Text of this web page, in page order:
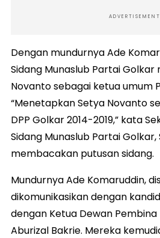
ADVERTISEMENT
Dengan mundurnya Ade
Sidang Munaslub Partai
Novanto sebagai ketua umum
“Menetapkan Setya Novanto
DPP Golkar 2014-2019,” kata
Sidang Munaslub Partai Golkar,
membacakan putusan sidang.
Mundurnya Ade Komaruddin,
dikomunikasikan dengan
dengan Ketua Dewan
Aburizal Bakrie. Mereka